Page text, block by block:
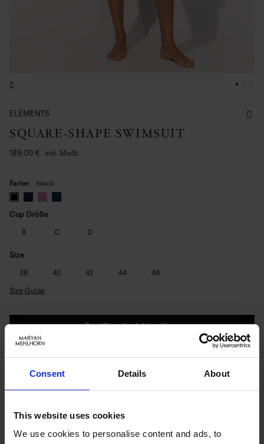
Consent Details About
This website uses cookies
We use cookies to personalise content and ads, to
ELEMENTS
SQUARE-SHAPE SWIMSUIT
189,00 € inkl. MwSt.
Farbe black
Cup Größe
B
C D
Size
38
40 42 44
46
Size Guide
Zum Warenkorb hinzufügen
PRODUKTDETAILS
Beschreibung: